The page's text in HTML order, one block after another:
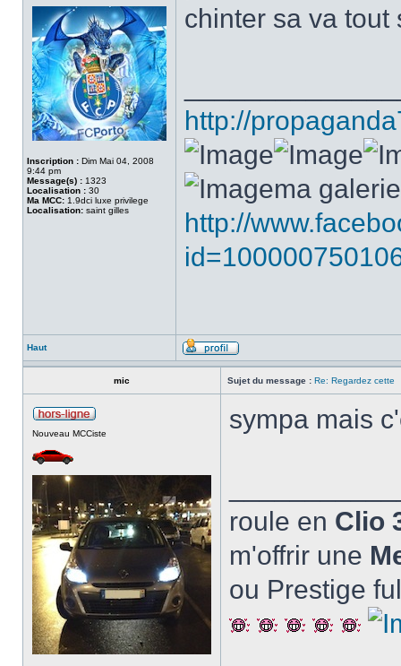
Inscription : Dim Mai 04, 2008
9:44 pm
Message(s) : 1323
Localisation : 30
Ma MCC: 1.9dci luxe privilege
Localisation: saint gilles
chinter sa va tout
http://
ma
http://
Haut
mic Sujet du message : Re: Regardez cette
Nouveau MCCiste sympa mais
roule en Clio
m'offrir une
ou Prestige